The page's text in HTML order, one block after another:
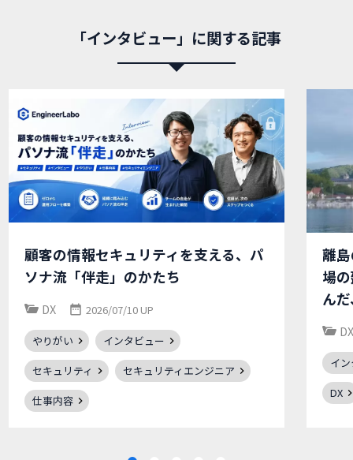
「インタビュー」に関する記事
顧客の情報セキュリティを支える、パ
ソナ流「伴走」のかたち
DX 2026/07/10 UP
やりがい
インタビュー
セキュリティ
セキュリティエンジニア
仕事内容
離
場
ん
イ
DX